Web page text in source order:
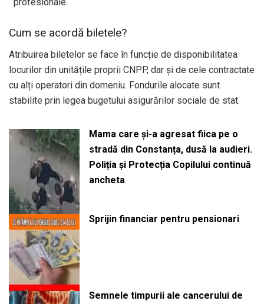
Cum se acordă biletele?
Atribuirea biletelor se face în funcție de disponibilitatea
locurilor din unitățile proprii CNPP, dar și de cele contractate
cu alți operatori din domeniu. Fondurile alocate sunt
stabilite prin legea bugetului asigurărilor sociale de stat.
Mama care și-a agresat fiica pe o
stradă din Constanța, dusă la audieri.
Poliția și Protecția Copilului continuă
ancheta
Sprijin financiar pentru pensionari
Semnele timpurii ale cancerului de